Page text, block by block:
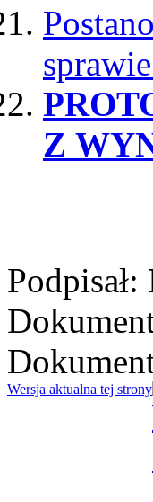
Z
Podpisał:
Wersja aktualna tej strony